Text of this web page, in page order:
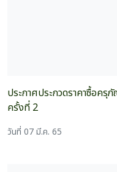
ประกาศประกวดราคาซื้อครุ
ครั้งที่ 2
วันที่ 07 มี.ค. 65